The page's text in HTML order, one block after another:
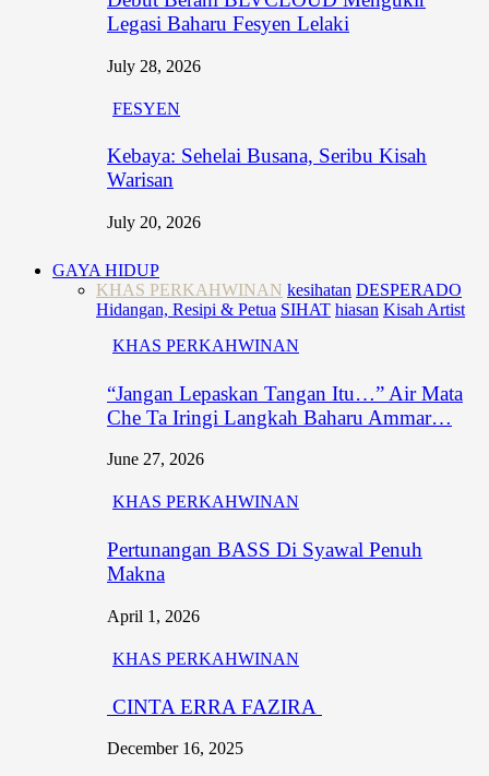
Legasi Baharu Fesyen Lelaki
July 28, 2026
FESYEN
Kebaya: Sehelai Busana, Seribu Kisah
Warisan
July 20, 2026
GAYA HIDUP
KHAS PERKAHWINAN kesihatan DESPERADO
Hidangan, Resipi & Petua SIHAT hiasan Kisah Artist
KHAS PERKAHWINAN
“Jangan Lepaskan Tangan Itu…” Air Mata
Che Ta Iringi Langkah Baharu Ammar…
June 27, 2026
KHAS PERKAHWINAN
Pertunangan BASS Di Syawal Penuh
Makna
April 1, 2026
KHAS PERKAHWINAN
CINTA ERRA FAZIRA
December 16, 2025